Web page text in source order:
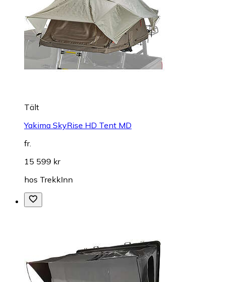
Tält
Yakima SkyRise HD Tent MD
fr.
15 599 kr
hos TrekkInn